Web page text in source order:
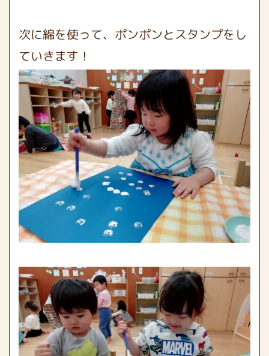
次に綿を使って、ポンポンとスタンプをし
ていきます！